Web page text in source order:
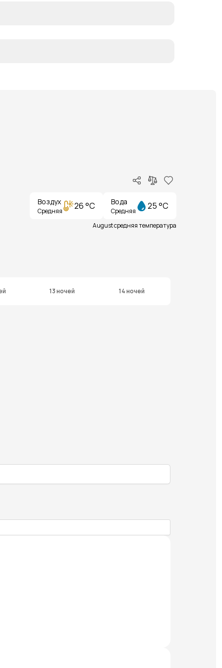
Воздух
Средняя 26 °C Вода
Средняя 25 °C
August средняя температура
13 ночей 14 ночей